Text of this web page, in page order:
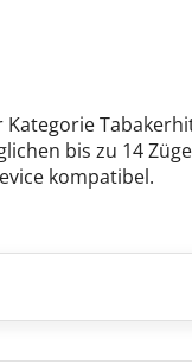
bis zu 14
kompatibel.